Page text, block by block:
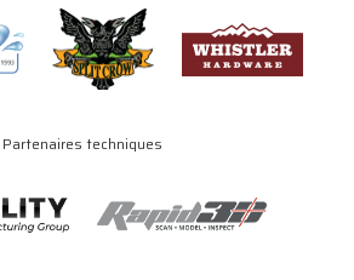
Partenaires techniques